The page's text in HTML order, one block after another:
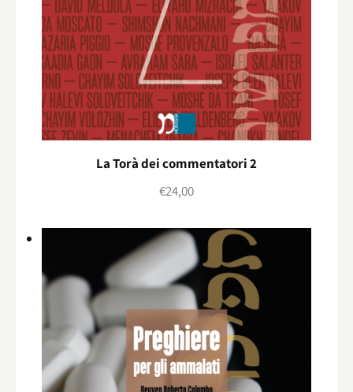
La Torà dei commentatori 2
€24,00